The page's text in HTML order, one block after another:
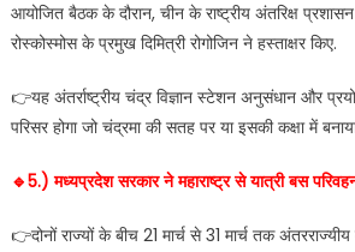
आयोजित बैठक के दौरान, चीन के राष्ट्रीय अंतरिक्ष
रोस्कोस्मोस के प्रमुख दिमित्री रोगोजिन ने हस्ताक्षर किए.
👉यह अंतर्राष्ट्रीय चंद्र विज्ञान स्टेशन अनुसंधान और
परिसर होगा जो चंद्रमा की सतह पर या इसकी कक्षा में
🔹️5.) मध्यप्रदेश सरकार ने महाराष्ट्र से यात्री बस
👉दोनों राज्यों के बीच 21 मार्च से 31 मार्च तक